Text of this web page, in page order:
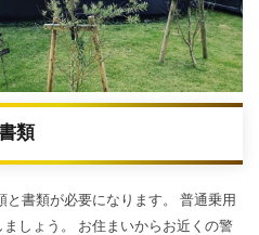
類
書類が必要になります。 普通乗用
しょう。 お住まいからお近くの警